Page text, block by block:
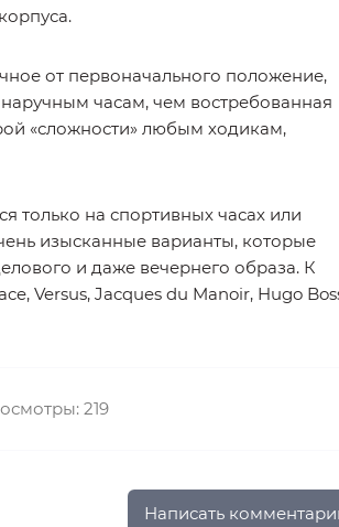
от первоначального положение,
часам, чем востребованная
«сложности» любым ходикам,
только на спортивных часах или
изысканные варианты, которые
и даже вечернего образа. К
Versus, Jacques du Manoir, Hugo
219
Написать